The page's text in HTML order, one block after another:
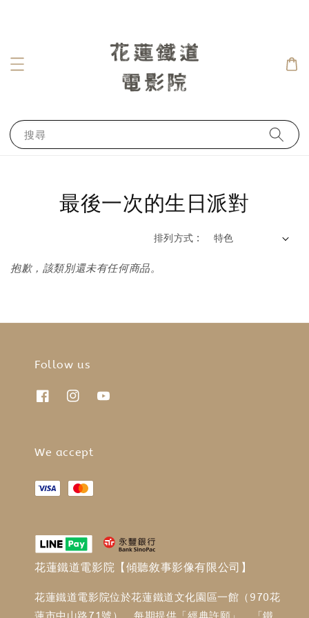
搜尋
最後一次的生日派對
排列方式 :
抱歉，該類別還未有任何商品。
Follow us
We accept
花蓮鐵道電影院【傾聽敘事影像有限公司】
花蓮鐵道電影院位於花蓮鐵道文化園區一館（970花